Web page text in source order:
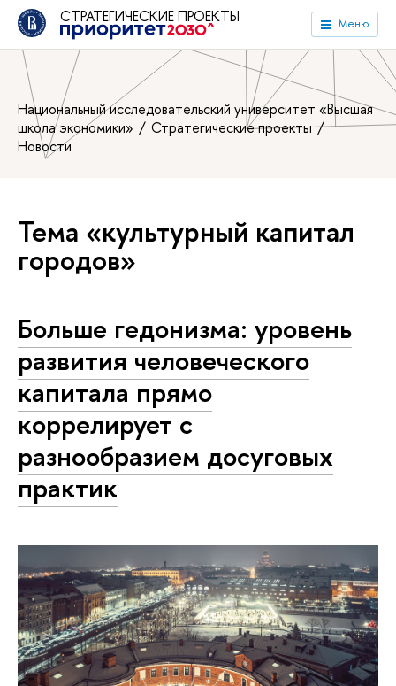
СТРАТЕГИЧЕСКИЕ ПРОЕКТЫ Меню
Национальный исследовательский университет «Высшая
школа экономики»
Стратегические проекты
Новости
Тема «культурный капитал
городов»
Больше гедонизма: уровень
развития человеческого
капитала прямо
коррелирует с
разнообразием досуговых
практик